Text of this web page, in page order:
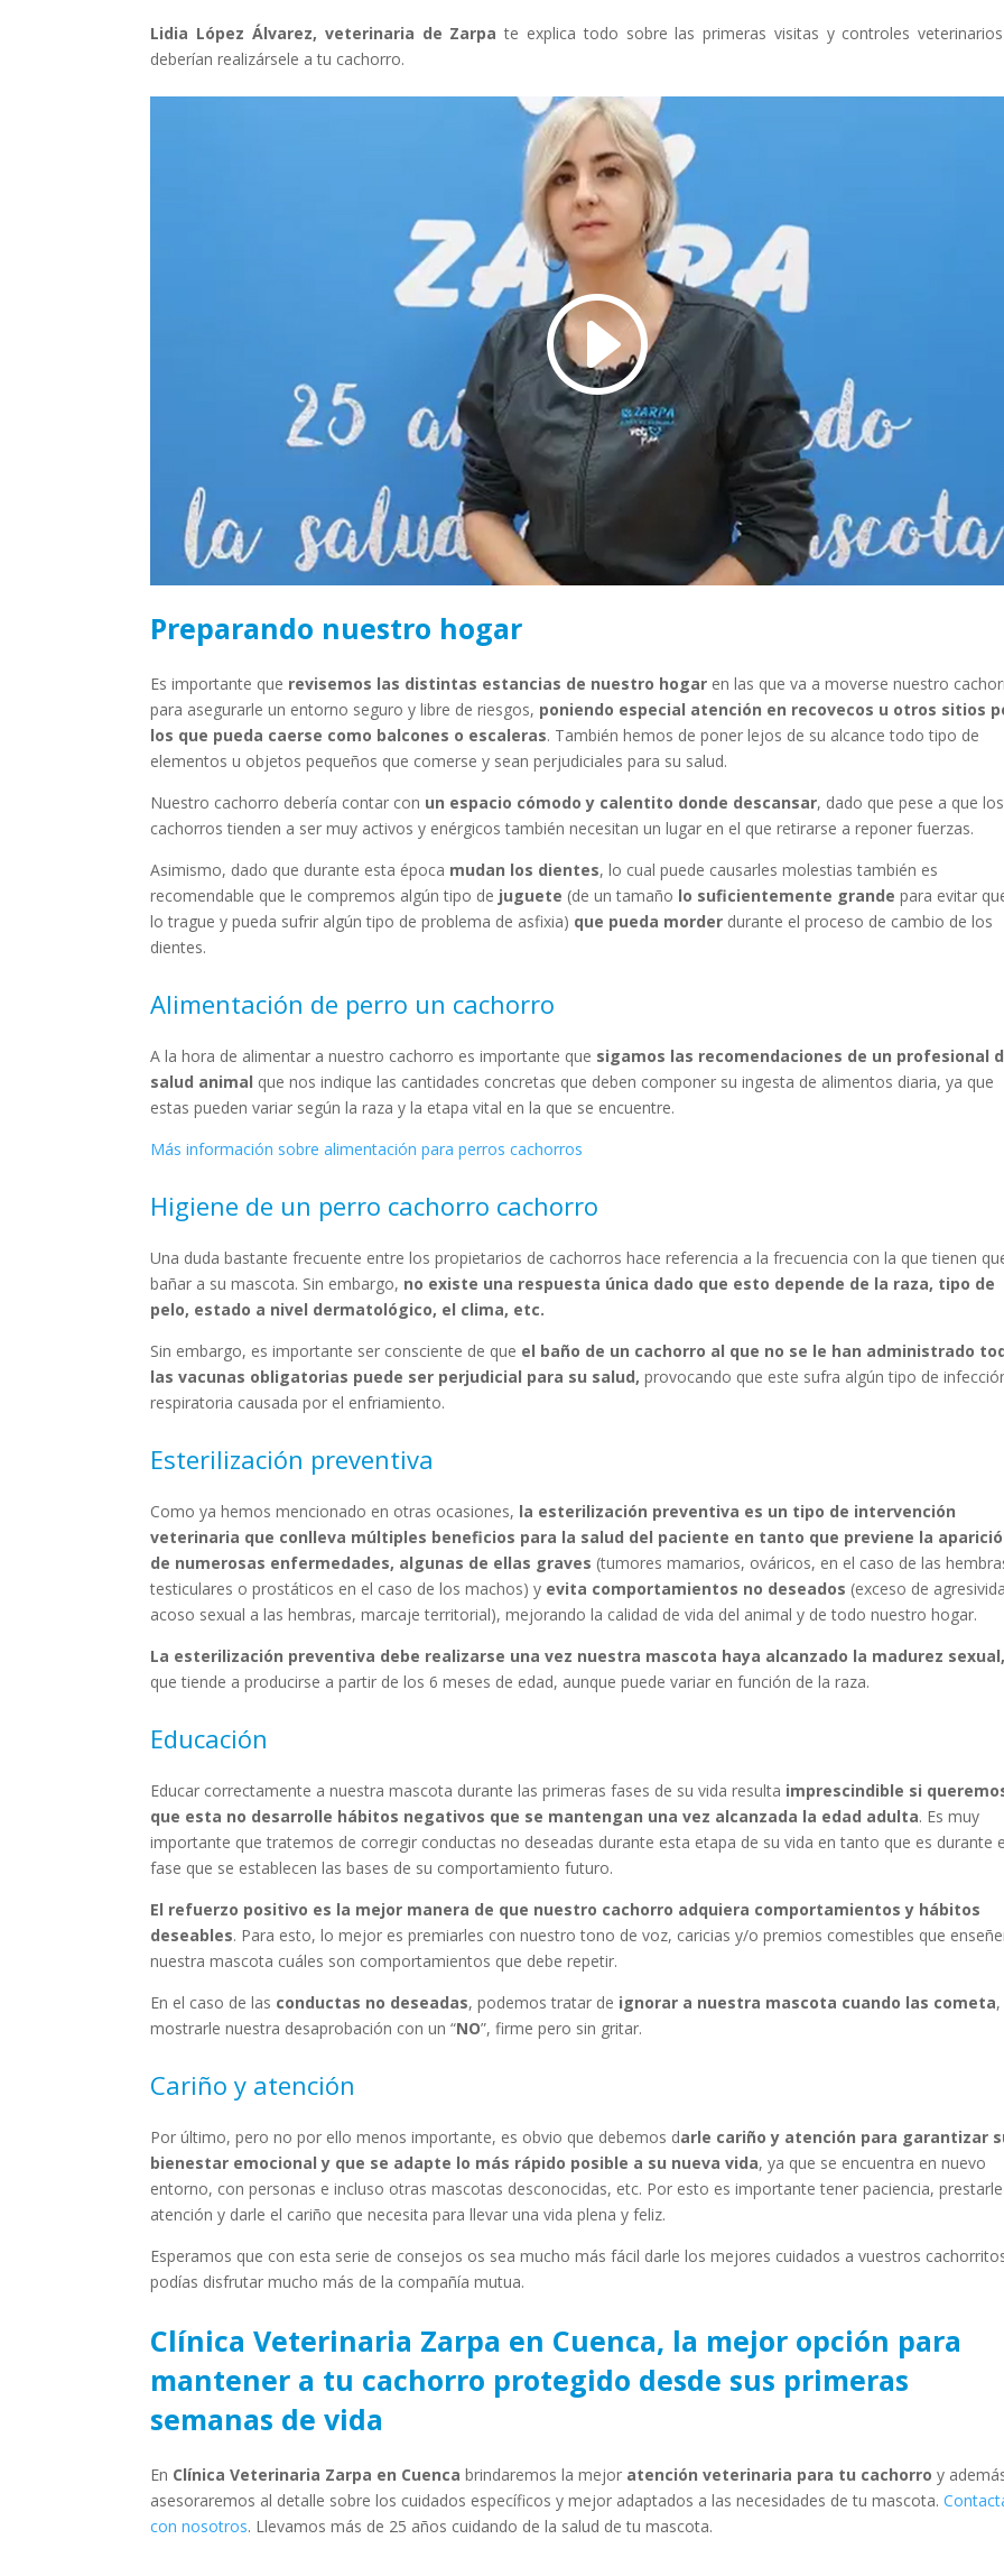
Lidia López Álvarez, veterinaria de Zarpa te explica todo sobre las primeras visitas y controles
deberían realizársele a tu cachorro.
Preparando nuestro hogar
Es importante que revisemos las distintas estancias de nuestro hogar en las que va a moverse nuestro
para asegurarle un entorno seguro y libre de riesgos, poniendo especial atención en recovecos u otros sitios
los que pueda caerse como balcones o escaleras. También hemos de poner lejos de su alcance todo tipo de
elementos u objetos pequeños que comerse y sean perjudiciales para su salud.
Nuestro cachorro debería contar con un espacio cómodo y calentito donde descansar, dado que pese a que los
cachorros tienden a ser muy activos y enérgicos también necesitan un lugar en el que retirarse a reponer fuerzas.
Asimismo, dado que durante esta época mudan los dientes, lo cual puede causarles molestias también es
recomendable que le compremos algún tipo de juguete (de un tamaño lo suficientemente grande para evitar
lo trague y pueda sufrir algún tipo de problema de asfixia) que pueda morder durante el proceso de cambio de los
dientes.
Alimentación de perro un cachorro
A la hora de alimentar a nuestro cachorro es importante que sigamos las recomendaciones de un profesional
salud animal que nos indique las cantidades concretas que deben componer su ingesta de alimentos diaria, ya que
estas pueden variar según la raza y la etapa vital en la que se encuentre.
Más información sobre alimentación para perros cachorros
Higiene de un perro cachorro cachorro
Una duda bastante frecuente entre los propietarios de cachorros hace referencia a la frecuencia con la que tienen
bañar a su mascota. Sin embargo, no existe una respuesta única dado que esto depende de la raza, tipo de
pelo, estado a nivel dermatológico, el clima, etc.
Sin embargo, es importante ser consciente de que el baño de un cachorro al que no se le han administrado
las vacunas obligatorias puede ser perjudicial para su salud,provocando que este sufra algún tipo de
respiratoria causada por el enfriamiento.
Esterilización preventiva
Como ya hemos mencionado en otras ocasiones, la esterilización preventiva es un tipo de intervención
veterinaria que conlleva múltiples beneficios para la salud del paciente en tanto que previene la
de numerosas enfermedades, algunas de ellas graves (tumores mamarios, ováricos, en el caso de las
testiculares o prostáticos en el caso de los machos) y evita comportamientos no deseados (exceso de
acoso sexual a las hembras, marcaje territorial), mejorando la calidad de vida del animal y de todo nuestro hogar.
La esterilización preventiva debe realizarse una vez nuestra mascota haya alcanzado la madurez
que tiende a producirse a partir de los 6 meses de edad, aunque puede variar en función de la raza.
Educación
Educar correctamente a nuestra mascota durante las primeras fases de su vida resulta imprescindible si
que esta no desarrolle hábitos negativos que se mantengan una vez alcanzada la edad adulta. Es muy
importante que tratemos de corregir conductas no deseadas durante esta etapa de su vida en tanto que es durante
fase que se establecen las bases de su comportamiento futuro.
El refuerzo positivo es la mejor manera de que nuestro cachorro adquiera comportamientos y hábitos
deseables. Para esto, lo mejor es premiarles con nuestro tono de voz, caricias y/o premios comestibles que
nuestra mascota cuáles son comportamientos que debe repetir.
En el caso de las conductas no deseadas, podemos tratar de ignorar a nuestra mascota cuando las cometa
mostrarle nuestra desaprobación con un “NO”, firme pero sin gritar.
Cariño y atención
Por último, pero no por ello menos importante, es obvio que debemos darle cariño y atención para garantizar
bienestar emocional y que se adapte lo más rápido posible a su nueva vida, ya que se encuentra en nuevo
entorno, con personas e incluso otras mascotas desconocidas, etc. Por esto es importante tener paciencia, prestarle
atención y darle el cariño que necesita para llevar una vida plena y feliz.
Esperamos que con esta serie de consejos os sea mucho más fácil darle los mejores cuidados a vuestros
podías disfrutar mucho más de la compañía mutua.
Clínica Veterinaria Zarpa en Cuenca, la mejor opción para
mantener a tu cachorro protegido desde sus primeras
semanas de vida
En Clínica Veterinaria Zarpa en Cuenca brindaremos la mejor atención veterinaria para tu cachorro y
asesoraremos al detalle sobre los cuidados específicos y mejor adaptados a las necesidades de tu mascota.
con nosotros. Llevamos más de 25 años cuidando de la salud de tu mascota.